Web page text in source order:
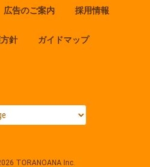
広告のご案内 採用情報
針 ガイドマップ
TORANOANA Inc.